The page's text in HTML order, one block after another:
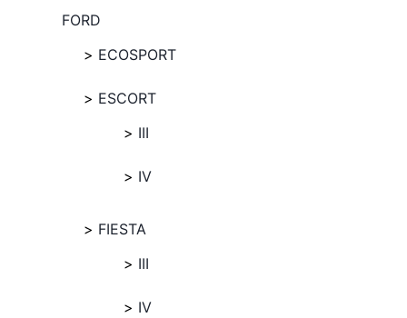
FORD
ECOSPORT
ESCORT
III
IV
FIESTA
III
IV